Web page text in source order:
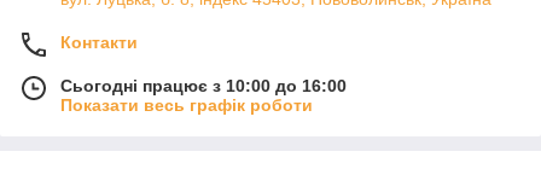
Контакти
Сьогодні працює з 10:00 до 16:00
Показати весь графік роботи